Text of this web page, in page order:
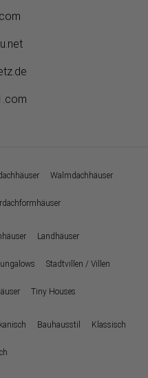
Walmdachhäuser
Landhäuser
Stadtvillen / Villen
Tiny Houses
Bauhausstil Klassisch